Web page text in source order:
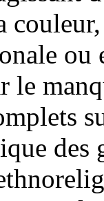
ou
le
des